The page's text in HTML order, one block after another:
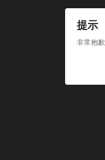
提示
非常抱